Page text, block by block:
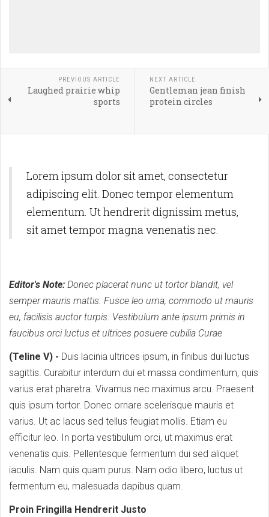
PREVIOUS ARTICLE
Laughed prairie whip
sports
NEXT ARTICLE
Gentleman jean finish
protein circles
Lorem ipsum dolor sit amet, consectetur
adipiscing elit. Donec tempor elementum
elementum. Ut hendrerit dignissim metus,
sit amet tempor magna venenatis nec.
Editor's Note: Donec placerat nunc ut tortor blandit, vel
semper mauris mattis. Fusce leo urna, commodo ut mauris
eu, facilisis auctor turpis. Vestibulum ante ipsum primis in
faucibus orci luctus et ultrices posuere cubilia Curae
(Teline V) - Duis lacinia ultrices ipsum, in finibus dui luctus
sagittis. Curabitur interdum dui et massa condimentum, quis
varius erat pharetra. Vivamus nec maximus arcu. Praesent
quis ipsum tortor. Donec ornare scelerisque mauris et
varius. Ut ac lacus sed tellus feugiat mollis. Etiam eu
efficitur leo. In porta vestibulum orci, ut maximus erat
venenatis quis. Pellentesque fermentum dui sed aliquet
iaculis. Nam quis quam purus. Nam odio libero, luctus ut
fermentum eu, malesuada dapibus quam.
Proin Fringilla Hendrerit Justo